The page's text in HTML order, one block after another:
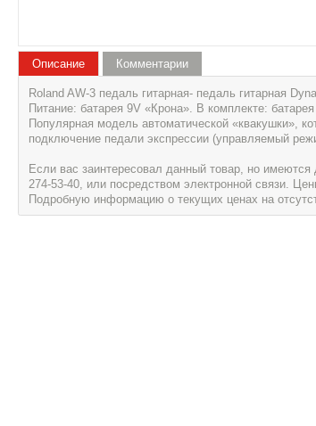
Описание
Roland AW-3 педаль гитарная- педаль гитарная
Питание: батарея 9V «Крона». В комплекте:
Популярная модель автоматической «квакушки»,
подключение педали экспрессии (управляемый
Если вас заинтересовал данный товар, но
274-53-40, или посредством электронной связи.
Подробную информацию о текущих ценах на
Комментарии